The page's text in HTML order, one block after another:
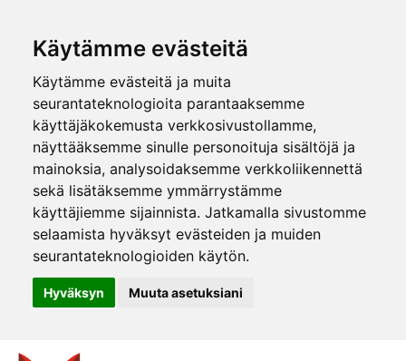
Käytämme evästeitä
Käytämme evästeitä ja muita
seurantateknologioita parantaaksemme
käyttäjäkokemusta verkkosivustollamme,
näyttääksemme sinulle personoituja sisältöjä ja
mainoksia, analysoidaksemme verkkoliikennettä
sekä lisätäksemme ymmärrystämme
käyttäjiemme sijainnista. Jatkamalla sivustomme
selaamista hyväksyt evästeiden ja muiden
seurantateknologioiden käytön.
Hyväksyn Muuta asetuksiani